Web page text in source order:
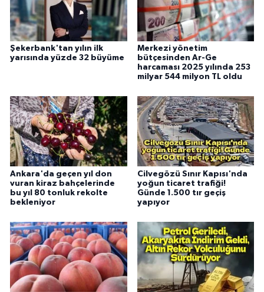
Şekerbank'tan yılın ilk
yarısında yüzde 32 büyüme
Merkezi yönetim
bütçesinden Ar-Ge
harcaması 2025 yılında 253
milyar 544 milyon TL oldu
Ankara'da geçen yıl don
vuran kiraz bahçelerinde
bu yıl 80 tonluk rekolte
bekleniyor
Cilvegözü Sınır Kapısı'nda
yoğun ticaret trafiği!
Günde 1.500 tır geçiş
yapıyor